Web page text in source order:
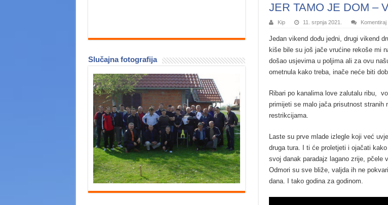
JER TAMO JE DOM –
Kip 11. srpnja 2021. Komentiraj
Jedan vikend dođu jedni, drugi vikend
kiše bile su još jače vrućine rekoše mi
došao usjevima u poljima ali za ovu
ometnula kako treba, inače neće biti
Ribari po kanalima love zalutalu ribu,
primijeti se malo jača prisutnost stranih
restrikcijama.
Laste su prve mlade izlegle koji već
druga tura. I ti će proletjeti i ojačati
svoj danak paradajz lagano zrije, pčele
Odmori su sve bliže, valjda ih ne
dana. I tako godina za godinom.
Slučajna fotografija